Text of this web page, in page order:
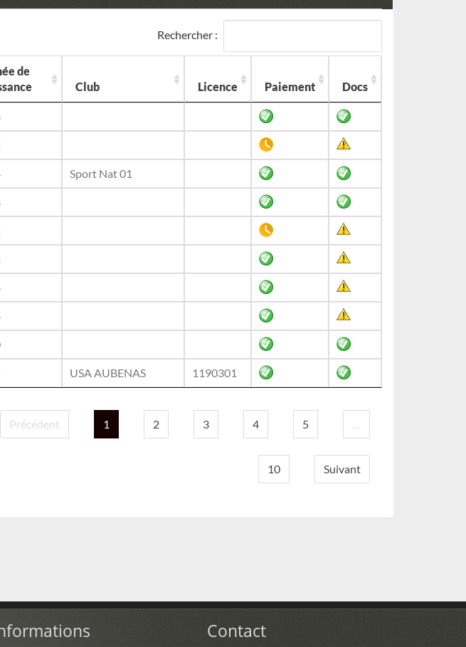
Rechercher :
de
Club Licence Paiement Docs
Sport Nat 01
USA AUBENAS 1190301
Précédent
1 2 3 4 5 …
10 Suivant
Contact